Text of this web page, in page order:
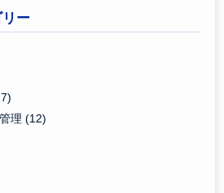
リー
理(12)